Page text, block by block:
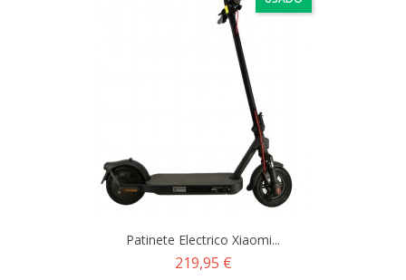
Patinete Electrico Xiaomi...
Precio
219,95 €